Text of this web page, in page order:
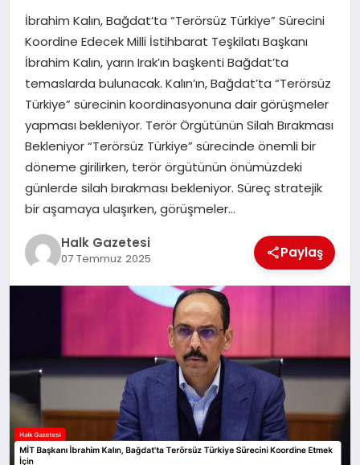
MAGAZIN
SAĞLIK
SIYASET
SPOR
YAŞAM
İbrahim Kalın, Bağdat’ta “Terörsüz Türkiye” Sürecini
Koordine Edecek Milli İstihbarat Teşkilatı Başkanı
İbrahim Kalın, yarın Irak’ın başkenti Bağdat’ta
temaslarda bulunacak. Kalın’ın, Bağdat’ta “Terörsüz
Türkiye” sürecinin koordinasyonuna dair görüşmeler
yapması bekleniyor. Terör Örgütünün Silah Bırakması
Bekleniyor “Terörsüz Türkiye” sürecinde önemli bir
döneme girilirken, terör örgütünün önümüzdeki
günlerde silah bırakması bekleniyor. Süreç stratejik
bir aşamaya ulaşırken, görüşmeler…
Halk Gazetesi
07 Temmuz 2025 Paylaş